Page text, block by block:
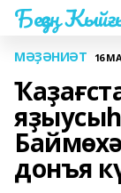
Беҙҙең
МӘҘӘНИӘТ 16
донъя